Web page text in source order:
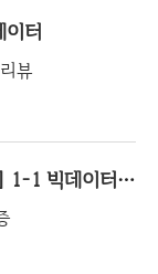
이터
뷰
[경영 빅데이터분석사 1급] 1-1 빅데이터 분석의 개요 요약